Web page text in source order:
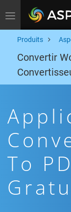
Toggle navigation
Produits
Convertir
To